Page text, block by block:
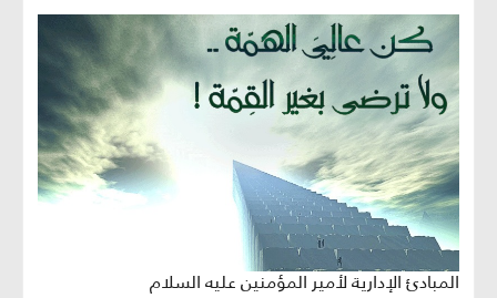
المبادئ الإدارية لأمير المؤمنين عليه السلام